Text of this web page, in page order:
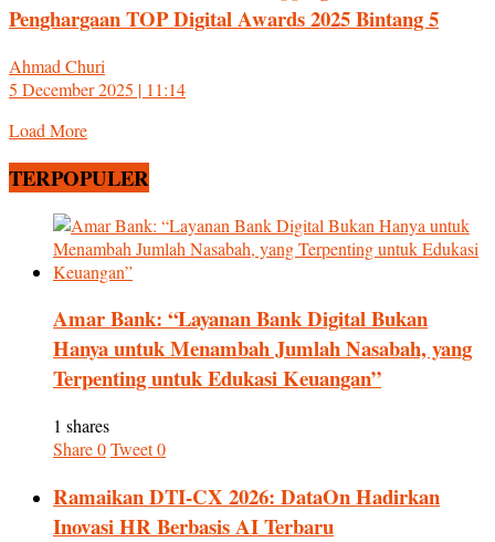
Penghargaan TOP Digital Awards 2025 Bintang 5
Ahmad Churi
5 December 2025 | 11:14
Load More
TERPOPULER
Amar Bank: “Layanan Bank Digital Bukan
Hanya untuk Menambah Jumlah Nasabah, yang
Terpenting untuk Edukasi Keuangan”
1 shares
Share0Tweet0
Ramaikan DTI-CX 2026: DataOn Hadirkan
Inovasi HR Berbasis AI Terbaru